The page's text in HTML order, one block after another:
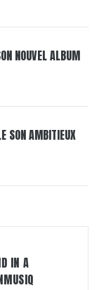
NOUVEL ALBUM
SON AMBITIEUX
IN A